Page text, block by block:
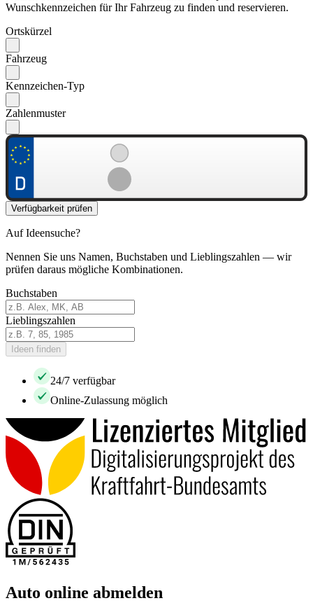
Wunschkennzeichen für Ihr Fahrzeug zu finden und reservieren.
Ortskürzel
Fahrzeug
Kennzeichen-Typ
Zahlenmuster
Verfügbarkeit prüfen
Auf Ideensuche?
Nennen Sie uns Namen, Buchstaben und Lieblingszahlen — wir
prüfen daraus mögliche Kombinationen.
Buchstaben
Lieblingszahlen
Ideen finden
24/7 verfügbar
Online-Zulassung möglich
Auto online abmelden